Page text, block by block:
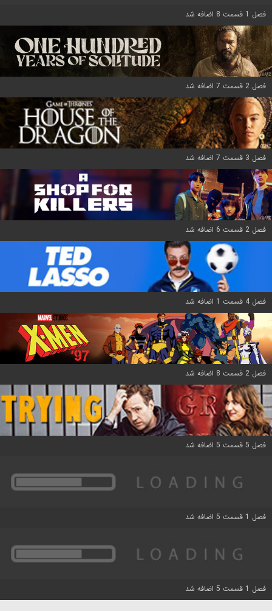
فصل 1 قسمت 8 اضافه شد
فصل 2 قسمت 7 اضافه شد
فصل 3 قسمت 7 اضافه شد
فصل 2 قسمت 6 اضافه شد
فصل 4 قسمت 1 اضافه شد
فصل 2 قسمت 8 اضافه شد
فصل 5 قسمت 5 اضافه شد
فصل 1 قسمت 5 اضافه شد
فصل 1 قسمت 5 اضافه شد